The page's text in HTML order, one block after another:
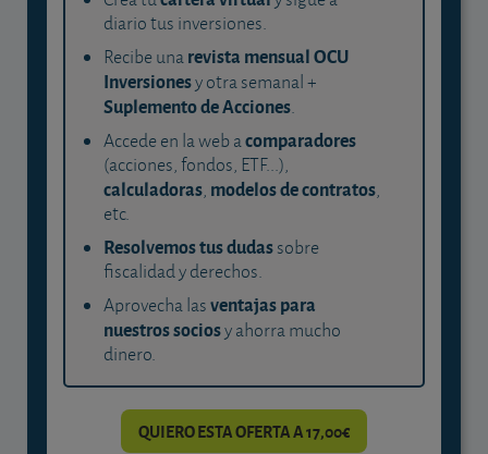
diario tus inversiones.
Recibe unarevista mensual OCU
Inversionesy otra semanal +
Suplemento de Acciones.
Accede en la web acomparadores
(acciones, fondos, ETF...),
calculadoras, modelos de contratos,
etc.
Resolvemos tus dudassobre
fiscalidad y derechos.
Aprovecha lasventajas para
nuestros sociosy ahorra mucho
dinero.
QUIERO ESTA OFERTA A 17,00€